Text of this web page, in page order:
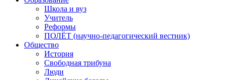
Школа и вуз
Учитель
Реформы
ПОЛЁТ (научно-педагогический вестник)
Общество
История
Свободная трибуна
Люди